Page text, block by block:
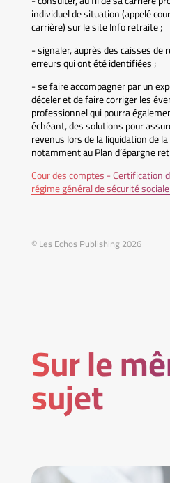
individuel de situation (appelé
carrière) sur le site Info retraite ;
- signaler, auprès des caisses de
erreurs qui ont été identifiées ;
- se faire accompagner par un
déceler et de faire corriger les
professionnel qui pourra
échéant, des solutions pour
revenus lors de la liquidation de
notamment au Plan d’épargne
Cour des comptes - Certification
régime général de sécurité
© Les Echos Publishing 2026
Sur le
sujet